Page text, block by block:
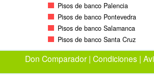
Pisos de banco Palencia
Pisos de banco Pontevedra
Pisos de banco Salamanca
Pisos de banco Santa Cruz
Don Comparador| Condiciones|